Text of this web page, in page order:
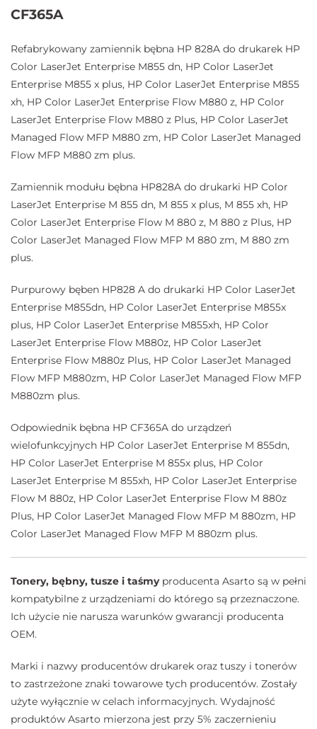
CF365A
Refabrykowany zamiennik bębna HP 828A do drukarek HP
Color LaserJet Enterprise M855 dn, HP Color LaserJet
Enterprise M855 x plus, HP Color LaserJet Enterprise M855
xh, HP Color LaserJet Enterprise Flow M880 z, HP Color
LaserJet Enterprise Flow M880 z Plus, HP Color LaserJet
Managed Flow MFP M880 zm, HP Color LaserJet Managed
Flow MFP M880 zm plus.
Zamiennik modułu bębna HP828A do drukarki HP Color
LaserJet Enterprise M 855 dn, M 855 x plus, M 855 xh, HP
Color LaserJet Enterprise Flow M 880 z, M 880 z Plus, HP
Color LaserJet Managed Flow MFP M 880 zm, M 880 zm
plus.
Purpurowy bęben HP828 A do drukarki HP Color LaserJet
Enterprise M855dn, HP Color LaserJet Enterprise M855x
plus, HP Color LaserJet Enterprise M855xh, HP Color
LaserJet Enterprise Flow M880z, HP Color LaserJet
Enterprise Flow M880z Plus, HP Color LaserJet Managed
Flow MFP M880zm, HP Color LaserJet Managed Flow MFP
M880zm plus.
Odpowiednik bębna HP CF365A do urządzeń
wielofunkcyjnych HP Color LaserJet Enterprise M 855dn,
HP Color LaserJet Enterprise M 855x plus, HP Color
LaserJet Enterprise M 855xh, HP Color LaserJet Enterprise
Flow M 880z, HP Color LaserJet Enterprise Flow M 880z
Plus, HP Color LaserJet Managed Flow MFP M 880zm, HP
Color LaserJet Managed Flow MFP M 880zm plus.
Tonery, bębny, tusze i taśmyproducenta Asarto są w pełni
kompatybilne z urządzeniami do którego są przeznaczone.
Ich użycie nie narusza warunków gwarancji producenta
OEM.
Marki i nazwy producentów drukarek oraz tuszy i tonerów
to zastrzeżone znaki towarowe tych producentów. Zostały
użyte wyłącznie w celach informacyjnych. Wydajność
produktów Asarto mierzona jest przy 5% zaczernieniu